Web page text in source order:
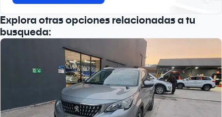
Explora otras opciones relacionadas a tu
busqueda: